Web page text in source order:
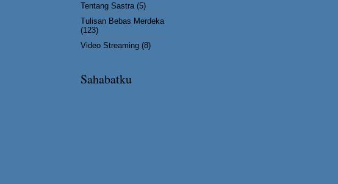
Tentang Sastra (5)
Tulisan Bebas Merdeka
(123)
Video Streaming (8)
Sahabatku